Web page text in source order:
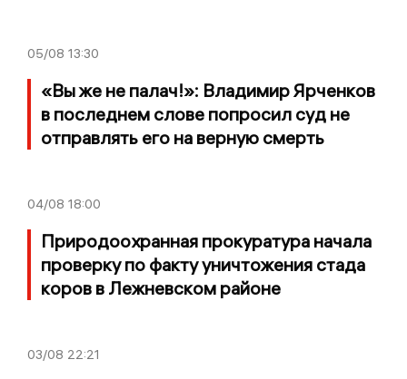
05/08 13:30
«Вы же не палач!»: Владимир Ярченков
в последнем слове попросил суд не
отправлять его на верную смерть
04/08 18:00
Природоохранная прокуратура начала
проверку по факту уничтожения стада
коров в Лежневском районе
03/08 22:21